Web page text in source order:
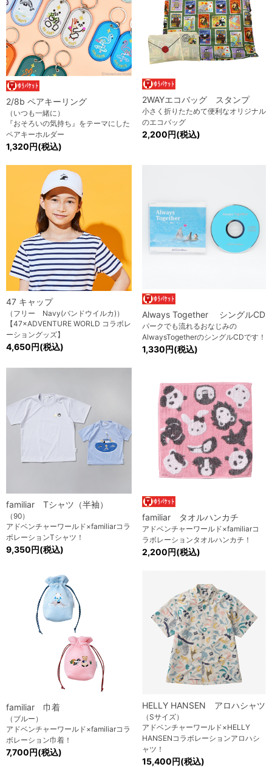
2/8b ペアキーリング
（いつも一緒に）
『おそろいの気持ち』をテーマにした
ペアキーホルダー
1,320円(税込)
2WAYエコバッグ スタンプ
小さく折りたためて便利なオリジナル
のエコバッグ
2,200円(税込)
47 キャップ
（フリー Navy(バンドウイルカ)）
【47×ADVENTURE WORLD コラボレ
ーショングッズ】
4,650円(税込)
Always Together シングルCD
パークでも流れるおなじみの
AlwaysTogetherのシングルCDです！
1,330円(税込)
familiar Tシャツ（半袖）
（90）
アドベンチャーワールド×familiarコラ
ボレーションTシャツ！
9,350円(税込)
familiar タオルハンカチ
アドベンチャーワールド×familiarコ
ラボレーションタオルハンカチ！
2,200円(税込)
familiar 巾着
（ブルー）
アドベンチャーワールド×familiarコラ
ボレーション巾着！
7,700円(税込)
HELLY HANSEN アロハシャツ
（Sサイズ）
アドベンチャーワールド×HELLY
HANSENコラボレーションアロハシ
ャツ！
15,400円(税込)